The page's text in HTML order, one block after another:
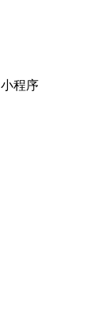
小程序